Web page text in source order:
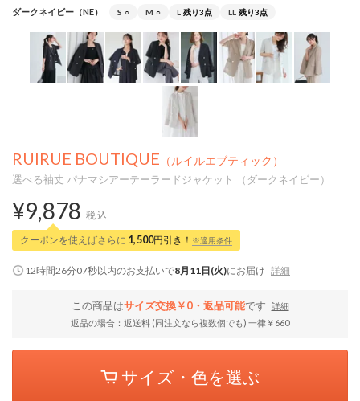
ダークネイビー（NE） S ○ M ○ L 残り3点 LL 残り3点
RUIRUE BOUTIQUE （ルイルエブティック）
選べる袖丈 パナマシアーテーラードジャケット （ダークネイビー）
¥9,878 税込
クーポンを使えばさらに 1,500円引き！ ※適用条件
12時間26分06秒以内のお支払いで8月11日(火)にお届け 詳細
この商品はサイズ交換￥0・返品可能です
詳細
返品の場合：返送料 (同注文なら複数個でも) 一律￥660
サイズ・色を選ぶ